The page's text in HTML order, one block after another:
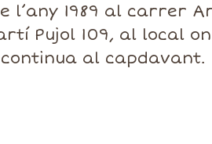
l’any 1989 al carrer
Pujol 109, al local
al capdavant.